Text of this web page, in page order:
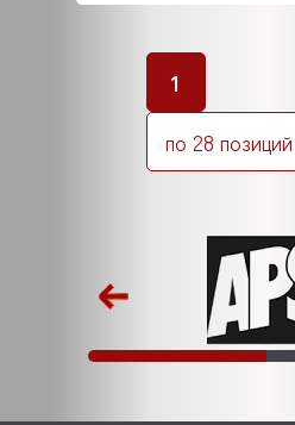
1
по 28 позиций